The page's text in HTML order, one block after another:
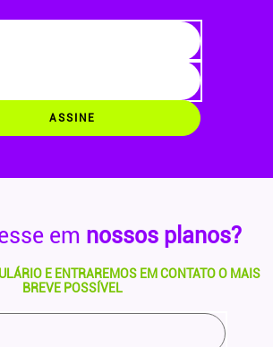
ASSINE
em nossos planos?
E ENTRAREMOS EM CONTATO O MAIS
BREVE POSSÍVEL